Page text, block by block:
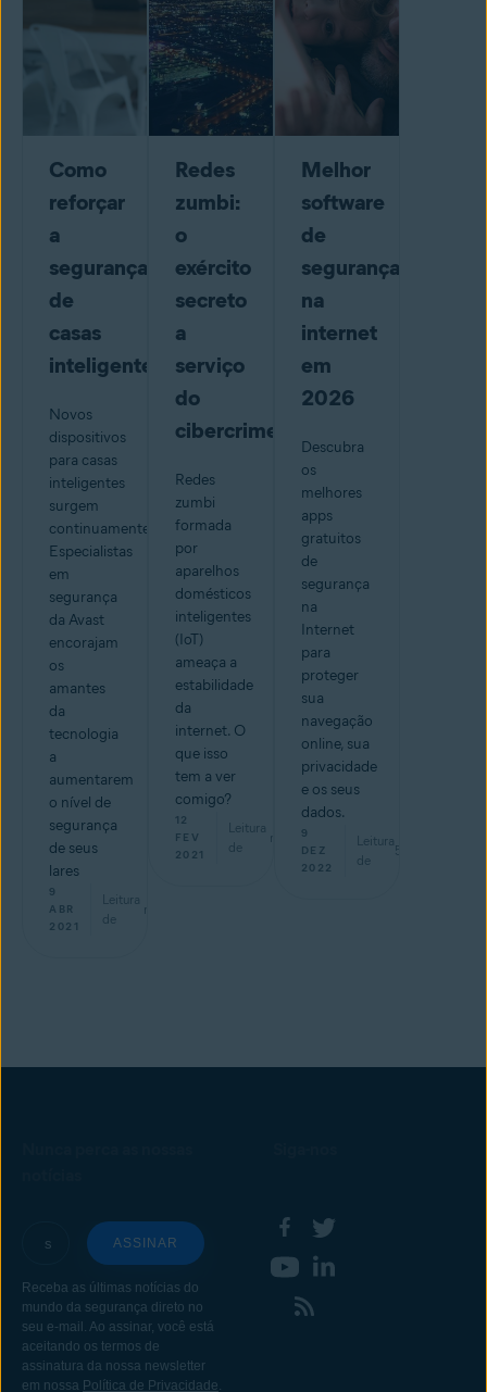
Como
reforçar
a
segurança
de
casas
inteligentes
Novos
dispositivos
para casas
inteligentes
surgem
continuamente.
Especialistas
em
segurança
da Avast
encorajam
os
amantes
da
tecnologia
a
aumentarem
o nível de
segurança
de seus
lares
9
ABR
2021
Leitura
de
min
Redes
zumbi:
o
exército
secreto
a
serviço
do
cibercrime
Redes
zumbi
formada
por
aparelhos
domésticos
inteligentes
(IoT)
ameaça a
estabilidade
da
internet. O
que isso
tem a ver
comigo?
12
FEV
2021
Leitura
de
min
Melhor
software
de
segurança
na
internet
em
2026
Descubra
os
melhores
apps
gratuitos
de
segurança
na
Internet
para
proteger
sua
navegação
online, sua
privacidade
e os seus
dados.
9
DEZ
2022
Leitura
de
5